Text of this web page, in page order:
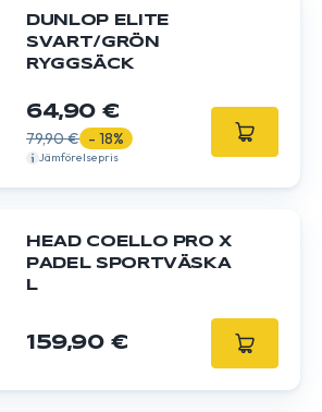
DUNLOP ELITE
SVART/GRÖN
RYGGSÄCK
64,90 €
79,90 € - 18%
Jämförelsepris
HEAD COELLO PRO X
PADEL SPORTVÄSKA
L
159,90 €